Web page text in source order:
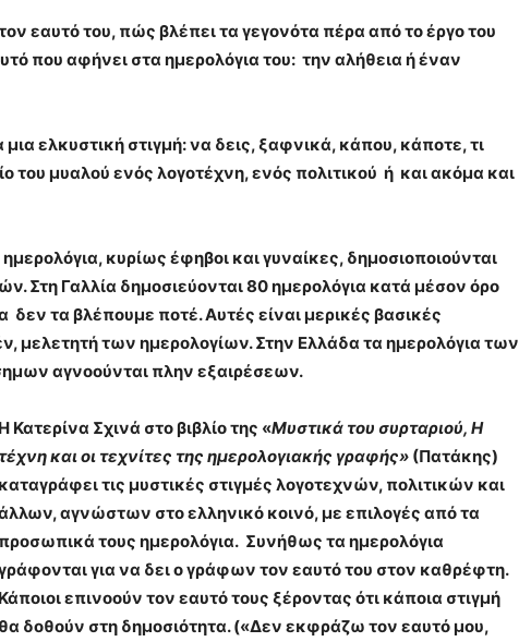
εαυτό του, πώς βλέπει τα γεγονότα πέρα από το έργο του
που αφήνει στα ημερολόγια του: την αλήθεια ή έναν
ελκυστική στιγμή: να δεις, ξαφνικά, κάπου, κάποτε, τι
του μυαλού ενός λογοτέχνη, ενός πολιτικού ή και ακόμα και
κυρίως έφηβοι και γυναίκες, δημοσιοποιούνται
Στη Γαλλία δημοσιεύονται 80 ημερολόγια κατά μέσον όρο
τα βλέπουμε ποτέ. Αυτές είναι μερικές βασικές
μελετητή των ημερολογίων. Στην Ελλάδα τα ημερολόγια των
αγνοούνται πλην εξαιρέσεων.
Η Κατερίνα Σχινά στο βιβλίο της «Μυστικά του συρταριού, Η
τέχνη και οι τεχνίτες της ημερολογιακής γραφής» (Πατάκης)
καταγράφει τις μυστικές στιγμές λογοτεχνών, πολιτικών και
αγνώστων στο ελληνικό κοινό, με επιλογές από τα
προσωπικά τους ημερολόγια. Συνήθως τα ημερολόγια
για να δει ο γράφων τον εαυτό του στον καθρέφτη.
Κάποιοι επινοούν τον εαυτό τους ξέροντας ότι κάποια στιγμή
θα δοθούν στη δημοσιότητα. («Δεν εκφράζω τον εαυτό μου,